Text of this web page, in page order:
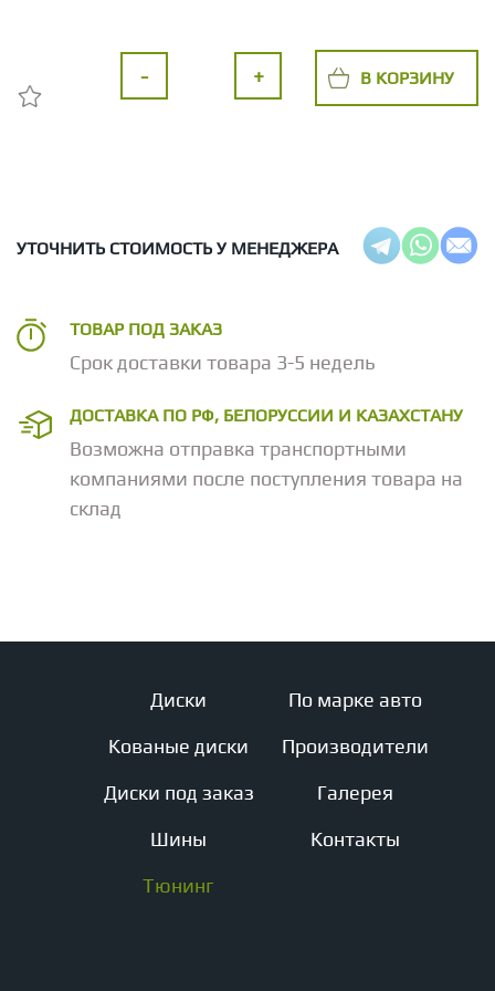
- + В КОРЗИНУ
УТОЧНИТЬ СТОИМОСТЬ У МЕНЕДЖЕРА
ТОВАР ПОД ЗАКАЗ
Срок доставки товара 3-5 недель
ДОСТАВКА ПО РФ, БЕЛОРУССИИ И КАЗАХСТАНУ
Возможна отправка транспортными
компаниями после поступления товара на
склад
Диски
Кованые диски
Диски под заказ
Шины
Тюнинг
По марке авто
Производители
Галерея
Контакты